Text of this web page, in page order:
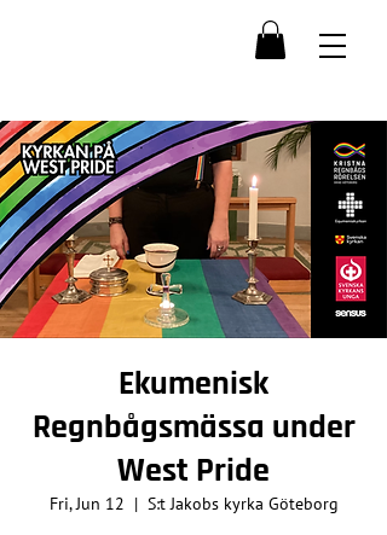
Ekumenisk
Regnbågsmässa under
West Pride
Fri, Jun 12
  |
S:t Jakobs kyrka Göteborg